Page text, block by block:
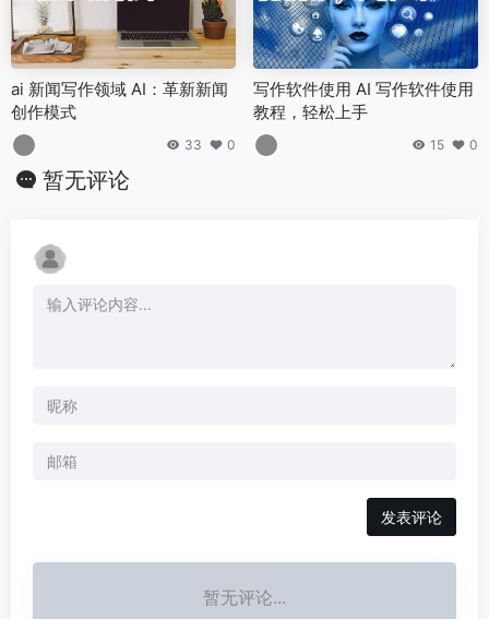
ai 新闻写作领域 AI：革新新闻
创作模式
33 0
写作软件使用 AI 写作软件使用
教程，轻松上手
15 0
暂无评论
发表评论
暂无评论...